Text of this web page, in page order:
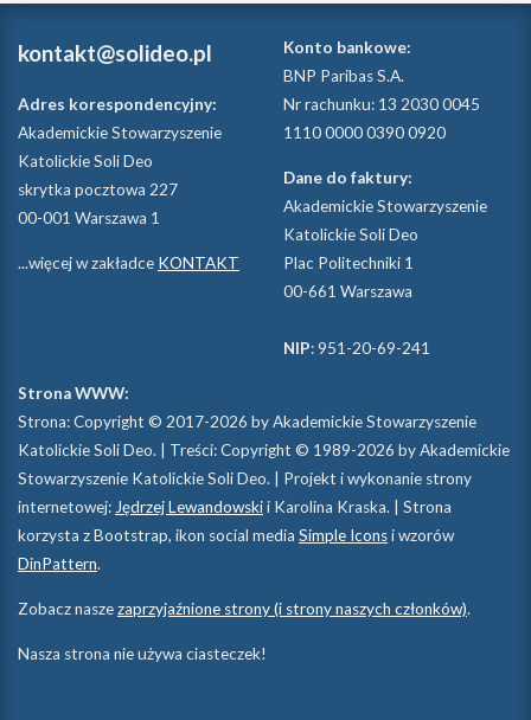
kontakt@solideo.pl
Adres korespondencyjny:
Akademickie Stowarzyszenie
Katolickie Soli Deo
skrytka pocztowa 227
00-001 Warszawa 1
...więcej w zakładce KONTAKT
Konto bankowe:
BNP Paribas S.A.
Nr rachunku: 13 2030 0045
1110 0000 0390 0920
Dane do faktury:
Akademickie Stowarzyszenie
Katolickie Soli Deo
Plac Politechniki 1
00-661 Warszawa
NIP: 951-20-69-241
Strona WWW:
Strona: Copyright © 2017-2026 by Akademickie Stowarzyszenie
Katolickie Soli Deo. | Treści: Copyright © 1989-2026 by Akademickie
Stowarzyszenie Katolickie Soli Deo. | Projekt i wykonanie strony
internetowej: Jędrzej Lewandowskii Karolina Kraska. | Strona
korzysta z Bootstrap, ikon social media Simple Iconsi wzorów
DinPattern.
Zobacz naszezaprzyjaźnione strony (i strony naszych członków).
Nasza strona nie używa ciasteczek!